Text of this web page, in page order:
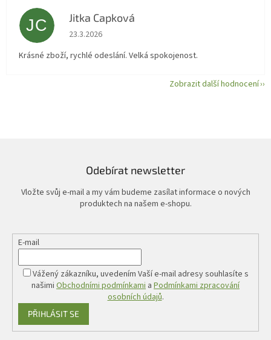
JC Jitka Capková
Hodnocení obchodu je 5 z 5 hvězdiček.
23.3.2026
Krásné zboží, rychlé odeslání. Velká spokojenost.
Zobrazit další hodnocení
Odebírat newsletter
Vložte svůj e-mail a my vám budeme zasílat informace o nových
produktech na našem e-shopu.
E-mail
Vážený zákazníku, uvedením Vaší e-mail adresy souhlasíte s
našimi Obchodními podmínkami a Podmínkami zpracování
osobních údajů.
PŘIHLÁSIT SE